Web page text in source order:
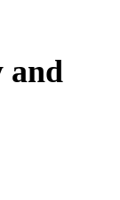
and